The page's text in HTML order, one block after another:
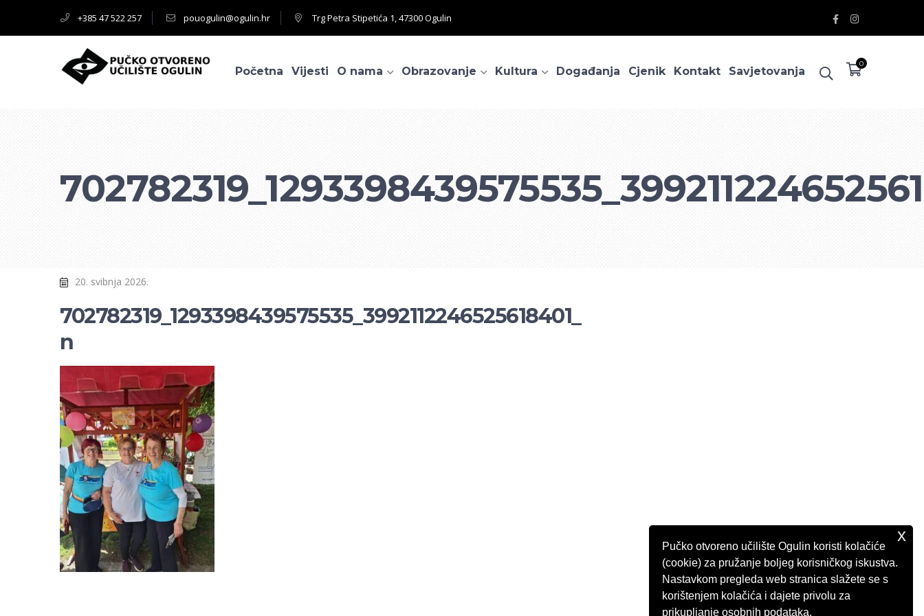
+385 47 522 257 pouogulin@ogulin.hr Trg Petra Stipetića 1, 47300 Ogulin
Facebook
Profile
Instagram
Profile
0
Početna Vijesti O nama Obrazovanje Kultura Događanja Cjenik Kontakt Savjetovanja
20. svibnja 2026.
702782319_1293398439575535_3992112246525618401_
n
Pučko otvoreno učilište Ogulin koristi kolačiće
(cookie) za pružanje boljeg korisničkog iskustva.
Nastavkom pregleda web stranica slažete se s
korištenjem kolačića i dajete privolu za
prikupljanje osobnih podataka.
x